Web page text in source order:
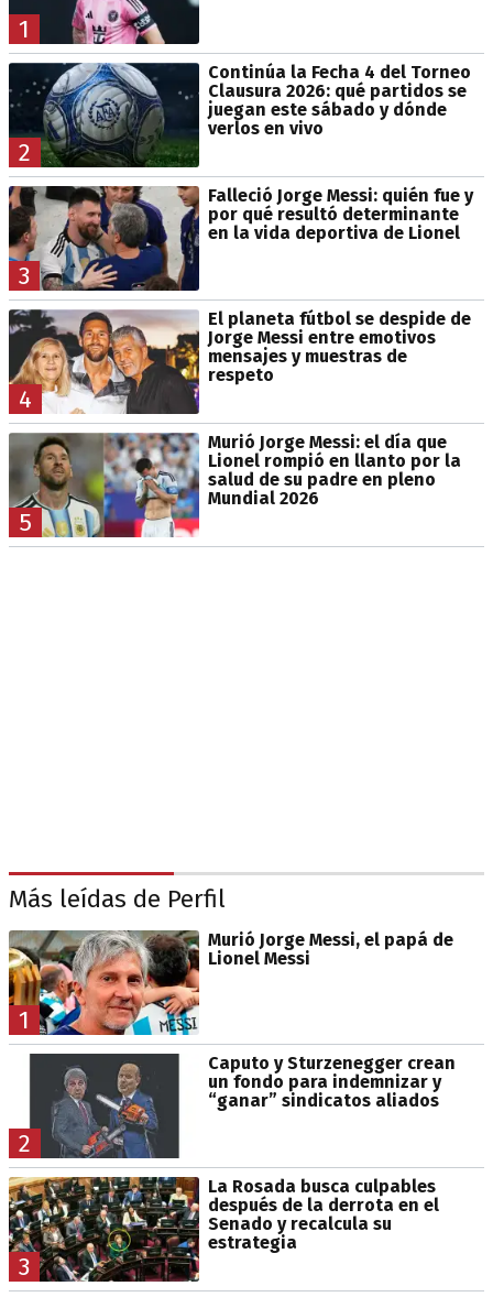
1
2
Continúa la Fecha 4 del Torneo
Clausura 2026: qué partidos se
juegan este sábado y dónde
verlos en vivo
3
Falleció Jorge Messi: quién fue y
por qué resultó determinante
en la vida deportiva de Lionel
4
El planeta fútbol se despide de
Jorge Messi entre emotivos
mensajes y muestras de
respeto
5
Murió Jorge Messi: el día que
Lionel rompió en llanto por la
salud de su padre en pleno
Mundial 2026
Más leídas de Perfil
1
Murió Jorge Messi, el papá de
Lionel Messi
2
Caputo y Sturzenegger crean
un fondo para indemnizar y
“ganar” sindicatos aliados
3
La Rosada busca culpables
después de la derrota en el
Senado y recalcula su
estrategia